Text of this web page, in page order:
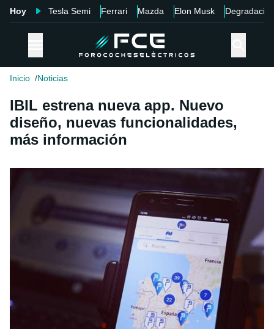
Hoy Tesla Semi Ferrari Mazda Elon Musk Degradación
Inicio Noticias
IBIL estrena nueva app. Nuevo
diseño, nuevas funcionalidades,
más información